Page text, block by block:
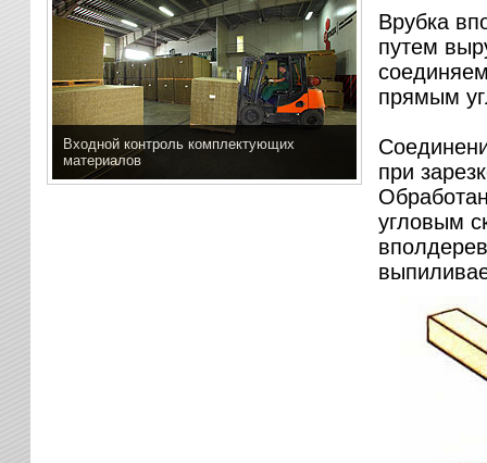
Входной контроль комплектующих
материалов
Врубка
путем
прямым
при
угловым